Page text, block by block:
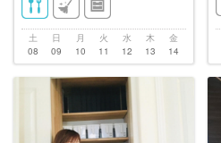
土
08
日
09
月
10
火
11
水
12
木
13
金
14